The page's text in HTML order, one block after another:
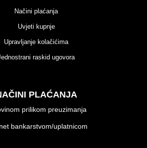
Načini plaćanja
Uvjeti kupnje
Upravljanje kolačićima
raskid ugovora
PLAĆANJA
prilikom preuzimanja
bankarstvom/uplatnicom